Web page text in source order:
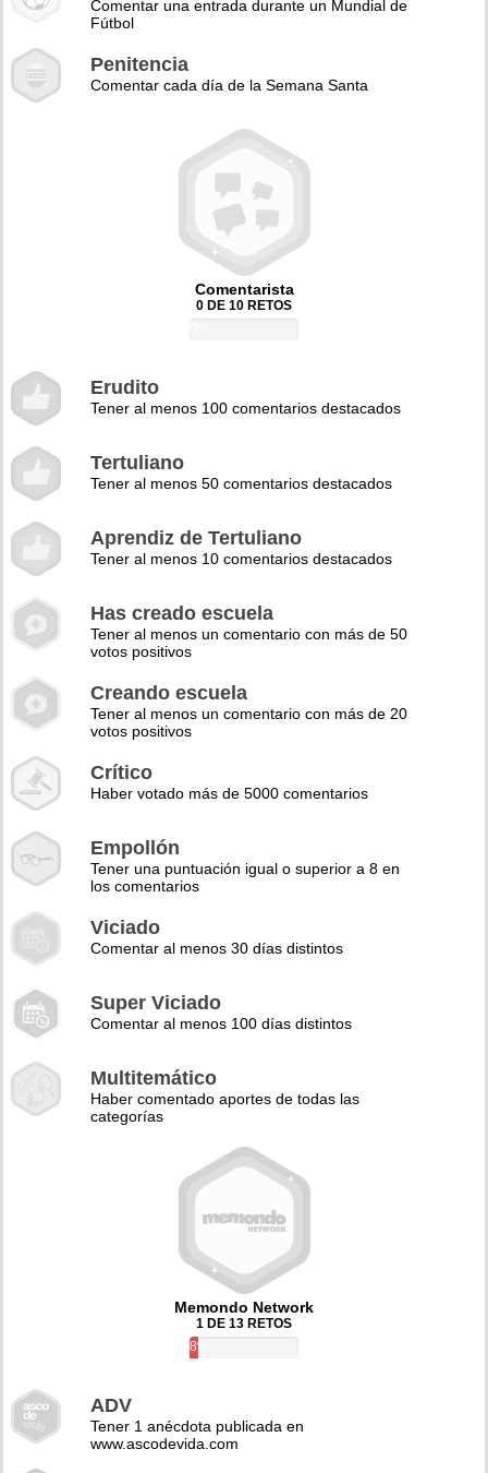
Comentar una entrada durante un Mundial de
Fútbol
Penitencia
Comentar cada día de la Semana Santa
Comentarista
0 DE 10 RETOS
Erudito
Tener al menos 100 comentarios destacados
Tertuliano
Tener al menos 50 comentarios destacados
Aprendiz de Tertuliano
Tener al menos 10 comentarios destacados
Has creado escuela
Tener al menos un comentario con más de 50
votos positivos
Creando escuela
Tener al menos un comentario con más de 20
votos positivos
Crítico
Haber votado más de 5000 comentarios
Empollón
Tener una puntuación igual o superior a 8 en
los comentarios
Viciado
Comentar al menos 30 días distintos
Super Viciado
Comentar al menos 100 días distintos
Multitemático
Haber comentado aportes de todas las
categorías
Memondo Network
1 DE 13 RETOS
8%
ADV
Tener 1 anécdota publicada en
www.ascodevida.com